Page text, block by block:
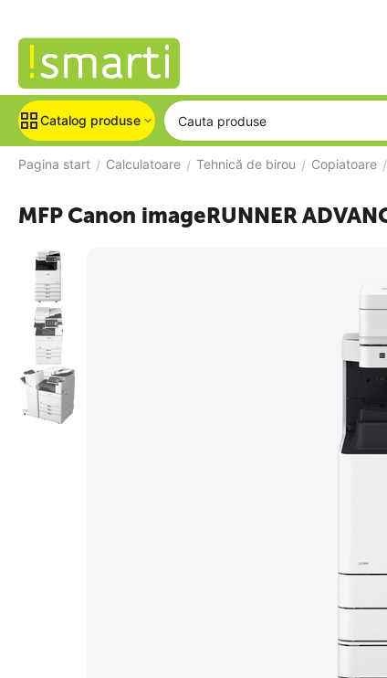
Catalog produse
Pagina start / Calculatoare / Tehnică de birou / Copiatoare /
MFP Canon imageRUNNER